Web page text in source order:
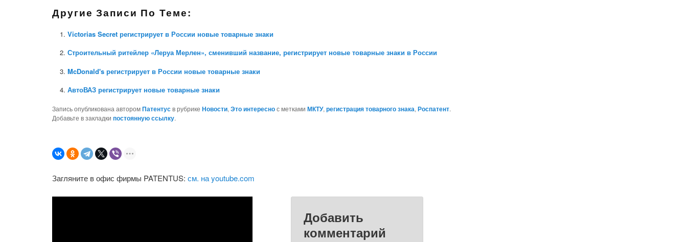
Другие Записи По Теме:
Victorias Secret регистрирует в России новые товарные знаки
Строительный ритейлер «Леруа Мерлен», сменивший название, регистрирует новые товарные знаки в России
McDonald's регистрирует в России новые товарные знаки
АвтоВАЗ регистрирует новые товарные знаки
Запись опубликована авторомПатентусв рубрикеНовости,Это интереснос меткамиМКТУ,регистрация товарного знака,Роспатент.
Добавьте в закладкипостоянную ссылку.
Загляните в офис фирмы PATENTUS:см. на youtube.com
Добавить
комментарий